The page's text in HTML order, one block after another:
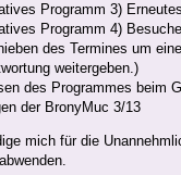
Programm 3)
Programm 4)
des Termines um
weitergeben.)
des Programmes beim
der BronyMuc 3/13
mich für die